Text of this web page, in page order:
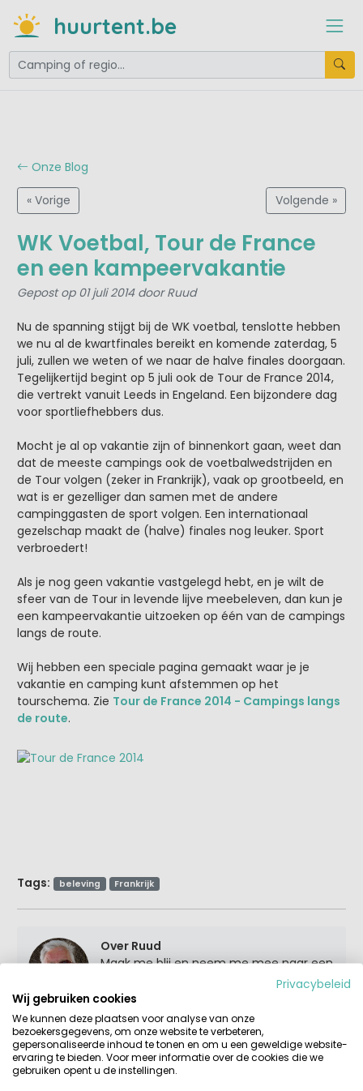
huurtent.be
Onze Blog
« Vorige Volgende »
WK Voetbal, Tour de France
en een kampeervakantie
Gepost op 01 juli 2014 door Ruud
Nu de spanning stijgt bij de WK voetbal, tenslotte hebben
we nu al de kwartfinales bereikt en komende zaterdag, 5
juli, zullen we weten of we naar de halve finales doorgaan.
Tegelijkertijd begint op 5 juli ook de Tour de France 2014,
die vertrekt vanuit Leeds in Engeland. Een bijzondere dag
voor sportliefhebbers dus.
Mocht je al op vakantie zijn of binnenkort gaan, weet dan
dat de meeste campings ook de voetbalwedstrijden en
de Tour volgen (zeker in Frankrijk), vaak op grootbeeld, en
wat is er gezelliger dan samen met de andere
campinggasten de sport volgen. Een internationaal
gezelschap maakt de (halve) finales nog leuker. Sport
verbroedert!
Als je nog geen vakantie vastgelegd hebt, en je wilt de
sfeer van de Tour in levende lijve meebeleven, dan kun je
een kampeervakantie uitzoeken op één van de campings
langs de route.
Wij hebben een speciale pagina gemaakt waar je je
vakantie en camping kunt afstemmen op het
tourschema. Zie Tour de France 2014 - Campings langs
de route.
Tags: beleving Frankrijk
Over Ruud
Maak me blij en neem me mee naar een
leuke groene camping, vroeger met
onze eigen tent en later met kinderen
huurden we liever een stacaravan of
bungalowtent. En zo gebeurde het, meer
dan 20 jaar geleden tijdens een vakantie
in Spanje, dat bij een goed glas wijn het
plan ontstond om een website te
Privacybeleid
Wij gebruiken cookies
We kunnen deze plaatsen voor analyse van onze
bezoekersgegevens, om onze website te verbeteren,
gepersonaliseerde inhoud te tonen en om u een geweldige website-
ervaring te bieden. Voor meer informatie over de cookies die we
gebruiken opent u de instellingen.